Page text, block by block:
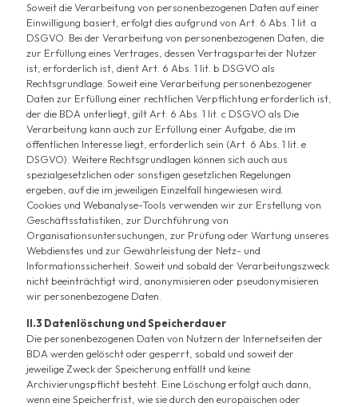
Soweit die Verarbeitung von personenbezogenen Daten auf einer
Einwilligung basiert, erfolgt dies aufgrund von Art. 6 Abs. 1 lit. a
DSGVO. Bei der Verarbeitung von personenbezogenen Daten, die
zur Erfüllung eines Vertrages, dessen Vertragspartei der Nutzer
ist, erforderlich ist, dient Art. 6 Abs. 1 lit. b DSGVO als
Rechtsgrundlage. Soweit eine Verarbeitung personenbezogener
Daten zur Erfüllung einer rechtlichen Verpflichtung erforderlich ist,
der die BDA unterliegt, gilt Art. 6 Abs. 1 lit. c DSGVO als Die
Verarbeitung kann auch zur Erfüllung einer Aufgabe, die im
öffentlichen Interesse liegt, erforderlich sein (Art. 6 Abs. 1 lit. e
DSGVO). Weitere Rechtsgrundlagen können sich auch aus
spezialgesetzlichen oder sonstigen gesetzlichen Regelungen
ergeben, auf die im jeweiligen Einzelfall hingewiesen wird.
Cookies und Webanalyse-Tools verwenden wir zur Erstellung von
Geschäftsstatistiken, zur Durchführung von
Organisationsuntersuchungen, zur Prüfung oder Wartung unseres
Webdienstes und zur Gewährleistung der Netz- und
Informationssicherheit. Soweit und sobald der Verarbeitungszweck
nicht beeinträchtigt wird, anonymisieren oder pseudonymisieren
wir personenbezogene Daten.
II.3 Datenlöschung und Speicherdauer
Die personenbezogenen Daten von Nutzern der Internetseiten der
BDA werden gelöscht oder gesperrt, sobald und soweit der
jeweilige Zweck der Speicherung entfällt und keine
Archivierungspflicht besteht. Eine Löschung erfolgt auch dann,
wenn eine Speicherfrist, wie sie durch den europäischen oder